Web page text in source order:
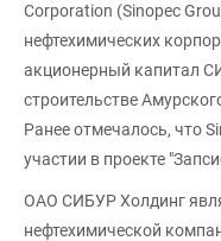
Corporation (Sinopec
нефтехимических
акционерный капитал
строительстве
Ранее отмечалось, что
участии в проекте
ОАО СИБУР Холдинг
нефтехимической